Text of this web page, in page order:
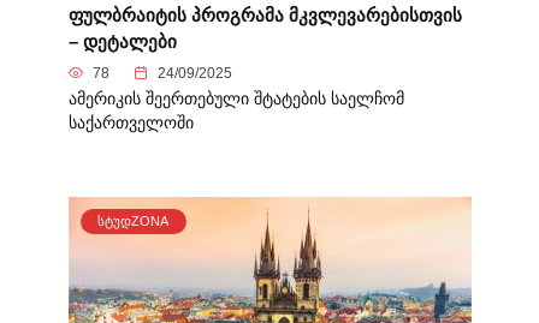
ფულბრაიტის პროგრამა მკვლევარებისთვის
– დეტალები
78 24/09/2025
ამერიკის შეერთებული შტატების საელჩომ
საქართველოში
ᲡᲢᲣᲓZONA